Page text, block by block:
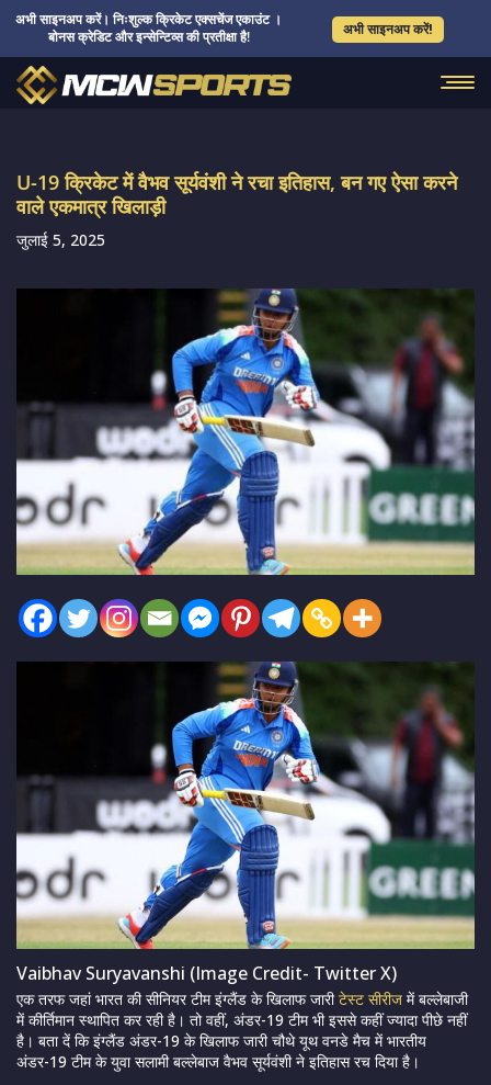
अभी साइनअप करें। निःशुल्क क्रिकेट एक्सचेंज एकाउंट ।
बोनस क्रेडिट और इन्सेन्टिव्स की प्रतीक्षा है!
अभी साइनअप करें!
U-19 क्रिकेट में वैभव सूर्यवंशी ने रचा इतिहास, बन गए ऐसा करने
वाले एकमात्र खिलाड़ी
जुलाई 5, 2025
Vaibhav Suryavanshi (Image Credit- Twitter X)
एक तरफ जहां भारत की सीनियर टीम इंग्लैंड के खिलाफ जारीटेस्ट सीरीज में बल्लेबाजी
में कीर्तिमान स्थापित कर रही है। तो वहीं, अंडर-19 टीम भी इससे कहीं ज्यादा पीछे नहीं
है। बता दें कि इंग्लैंड अंडर-19 के खिलाफ जारी चौथे यूथ वनडे मैच में भारतीय
अंडर-19 टीम के युवा सलामी बल्लेबाज वैभव सूर्यवंशी ने इतिहास रच दिया है।